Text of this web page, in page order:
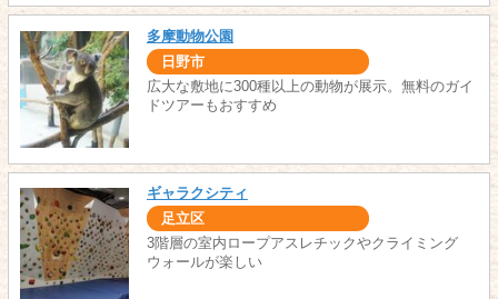
多摩動物公園
日野市
広大な敷地に300種以上の動物が展示。無料のガイ
ドツアーもおすすめ
ギャラクシティ
足立区
3階層の室内ロープアスレチックやクライミング
ウォールが楽しい